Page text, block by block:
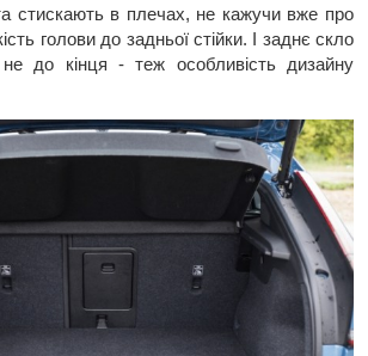
стискають в плечах, не кажучи вже про
голови до задньої стійки. І заднє скло
до кінця - теж особливість дизайну